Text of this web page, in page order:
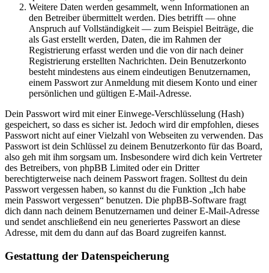
Weitere Daten werden gesammelt, wenn Informationen an
den Betreiber übermittelt werden. Dies betrifft — ohne
Anspruch auf Vollständigkeit — zum Beispiel Beiträge, die
als Gast erstellt werden, Daten, die im Rahmen der
Registrierung erfasst werden und die von dir nach deiner
Registrierung erstellten Nachrichten. Dein Benutzerkonto
besteht mindestens aus einem eindeutigen Benutzernamen,
einem Passwort zur Anmeldung mit diesem Konto und einer
persönlichen und gültigen E-Mail-Adresse.
Dein Passwort wird mit einer Einwege-Verschlüsselung (Hash)
gespeichert, so dass es sicher ist. Jedoch wird dir empfohlen, dieses
Passwort nicht auf einer Vielzahl von Webseiten zu verwenden. Das
Passwort ist dein Schlüssel zu deinem Benutzerkonto für das Board,
also geh mit ihm sorgsam um. Insbesondere wird dich kein Vertreter
des Betreibers, von phpBB Limited oder ein Dritter
berechtigterweise nach deinem Passwort fragen. Solltest du dein
Passwort vergessen haben, so kannst du die Funktion „Ich habe
mein Passwort vergessen“ benutzen. Die phpBB-Software fragt
dich dann nach deinem Benutzernamen und deiner E-Mail-Adresse
und sendet anschließend ein neu generiertes Passwort an diese
Adresse, mit dem du dann auf das Board zugreifen kannst.
Gestattung der Datenspeicherung